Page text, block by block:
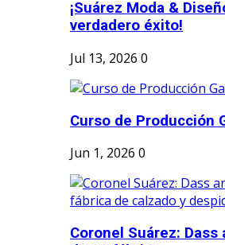
¡Suárez Moda &
verdadero éxito!
Jul 13, 2026 0
Curso de Producción
Jun 1, 2026 0
Coronel Suárez: